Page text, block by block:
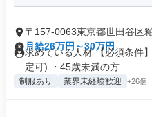
〒157-0063東京都世田谷区
月給26万円～30万円
求めている人材 【必須条件
定可) ・45歳未満の方 ...
制服あり 業界未経験歓迎 +26個